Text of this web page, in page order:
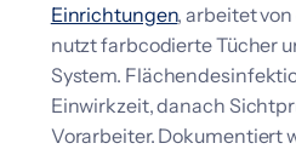
Einrichtungen, arbeitet von
nutzt farbcodierte Tücher
System.
Einwirkzeit, danach
Vorarbeiter. Dokumentiert